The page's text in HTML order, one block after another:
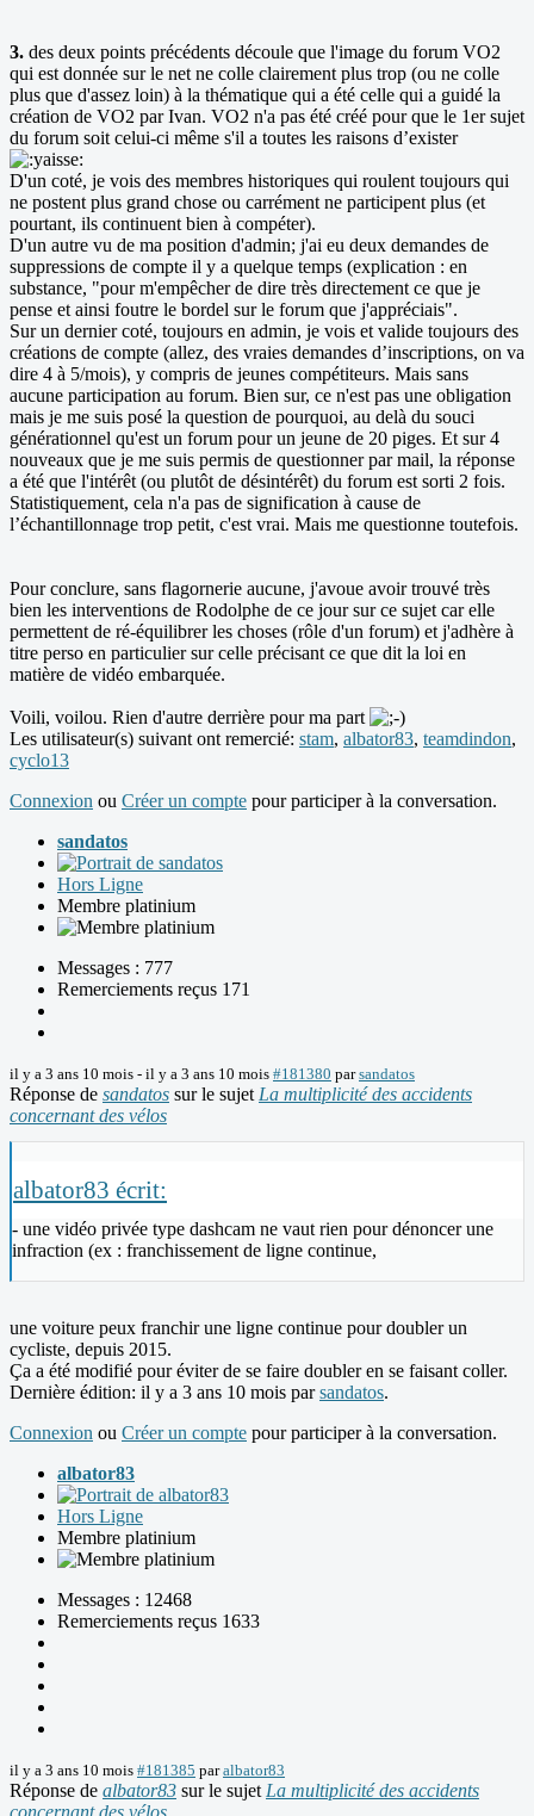
3. des deux points précédents découle que l'image du forum VO2
qui est donnée sur le net ne colle clairement plus trop (ou ne colle
plus que d'assez loin) à la thématique qui a été celle qui a guidé la
création de VO2 par Ivan. VO2 n'a pas été créé pour que le 1er sujet
du forum soit celui-ci même s'il a toutes les raisons d’exister
D'un coté, je vois des membres historiques qui roulent toujours qui
ne postent plus grand chose ou carrément ne participent plus (et
pourtant, ils continuent bien à compéter).
D'un autre vu de ma position d'admin; j'ai eu deux demandes de
suppressions de compte il y a quelque temps (explication : en
substance, "pour m'empêcher de dire très directement ce que je
pense et ainsi foutre le bordel sur le forum que j'appréciais".
Sur un dernier coté, toujours en admin, je vois et valide toujours des
créations de compte (allez, des vraies demandes d’inscriptions, on va
dire 4 à 5/mois), y compris de jeunes compétiteurs. Mais sans
aucune participation au forum. Bien sur, ce n'est pas une obligation
mais je me suis posé la question de pourquoi, au delà du souci
générationnel qu'est un forum pour un jeune de 20 piges. Et sur 4
nouveaux que je me suis permis de questionner par mail, la réponse
a été que l'intérêt (ou plutôt de désintérêt) du forum est sorti 2 fois.
Statistiquement, cela n'a pas de signification à cause de
l’échantillonnage trop petit, c'est vrai. Mais me questionne toutefois.
Pour conclure, sans flagornerie aucune, j'avoue avoir trouvé très
bien les interventions de Rodolphe de ce jour sur ce sujet car elle
permettent de ré-équilibrer les choses (rôle d'un forum) et j'adhère à
titre perso en particulier sur celle précisant ce que dit la loi en
matière de vidéo embarquée.
Voili, voilou. Rien d'autre derrière pour ma part
Les utilisateur(s) suivant ont remercié: stam, albator83, teamdindon,
cyclo13
Connexion ou Créer un compte pour participer à la conversation.
sandatos
Hors Ligne
Membre platinium
Messages : 777
Remerciements reçus 171
il y a 3 ans 10 mois - il y a 3 ans 10 mois #181380 parsandatos
Réponse de sandatos sur le sujet La multiplicité des accidents
concernant des vélos
albator83 écrit:
- une vidéo privée type dashcam ne vaut rien pour dénoncer une
infraction (ex : franchissement de ligne continue,
une voiture peux franchir une ligne continue pour doubler un
cycliste, depuis 2015.
Ça a été modifié pour éviter de se faire doubler en se faisant coller.
Dernière édition: il y a 3 ans 10 mois parsandatos.
Connexion ou Créer un compte pour participer à la conversation.
albator83
Hors Ligne
Membre platinium
Messages : 12468
Remerciements reçus 1633
il y a 3 ans 10 mois #181385 paralbator83
Réponse de albator83 sur le sujet La multiplicité des accidents